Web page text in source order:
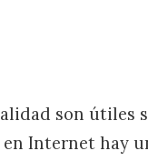
son útiles
Internet hay